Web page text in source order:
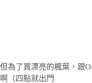
但為了賞漂亮的楓葉，跟
啊（四點就出門